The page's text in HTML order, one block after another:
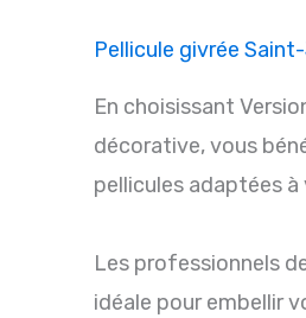
Pellicule givrée
En choisissant
décorative, vous
pellicules adaptées
Les professionnels
idéale pour embellir